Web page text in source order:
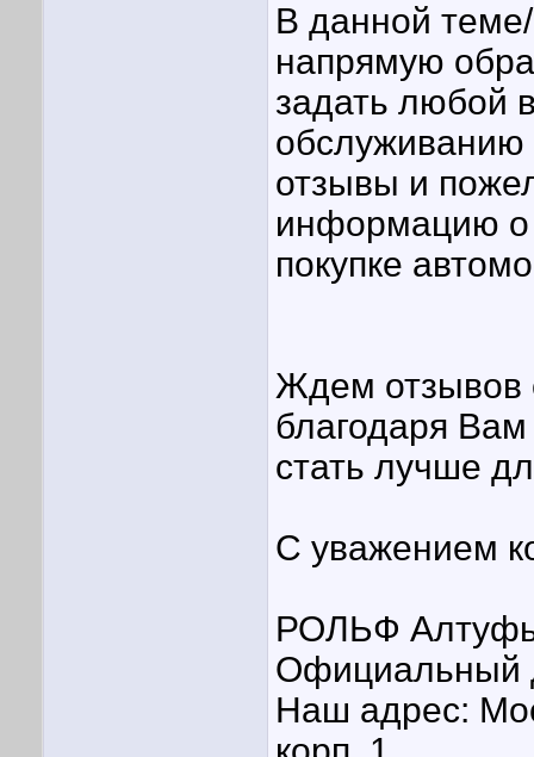
В данной
напрямую
задать любой
обслуживанию
отзывы и
информацию о
покупке
Ждем отзывов
благодаря
стать лучше
С уважением
РОЛЬФ
Официальный
Наш адрес: